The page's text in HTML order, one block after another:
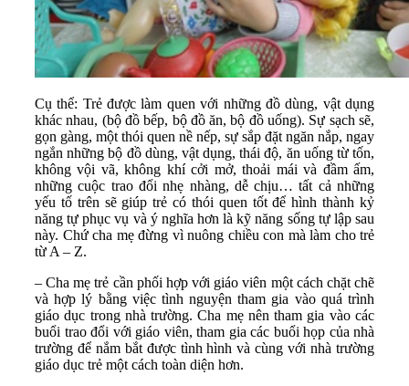
Cụ thể: Trẻ được làm quen với những đồ dùng, vật dụng
khác nhau, (bộ đồ bếp, bộ đồ ăn, bộ đồ uống). Sự sạch sẽ,
gọn gàng, một thói quen nề nếp, sự sắp đặt ngăn nắp, ngay
ngắn những bộ đồ dùng, vật dụng, thái độ, ăn uống từ tốn,
không vội vã, không khí cởi mở, thoải mái và đầm ấm,
những cuộc trao đổi nhẹ nhàng, dễ chịu… tất cả những
yếu tố trên sẽ giúp trẻ có thói quen tốt để hình thành kỷ
năng tự phục vụ và ý nghĩa hơn là kỹ năng sống tự lập sau
này. Chứ cha mẹ đừng vì nuông chiều con mà làm cho trẻ
từ A – Z.
– Cha mẹ trẻ cần phối hợp với giáo viên một cách chặt chẽ
và hợp lý bằng việc tình nguyện tham gia vào quá trình
giáo dục trong nhà trường. Cha mẹ nên tham gia vào các
buổi trao đổi với giáo viên, tham gia các buổi họp của nhà
trường để nắm bắt được tình hình và cùng với nhà trường
giáo dục trẻ một cách toàn diện hơn.